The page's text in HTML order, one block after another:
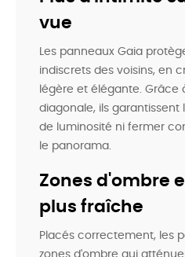
vue
Les panneaux Gaia
indiscrets des voisins, en
légère et élégante. Grâce
diagonale, ils garantissent
de luminosité ni fermer
le panorama.
Zones d'ombre
plus fraîche
Placés correctement, les
zones d'ombre qui